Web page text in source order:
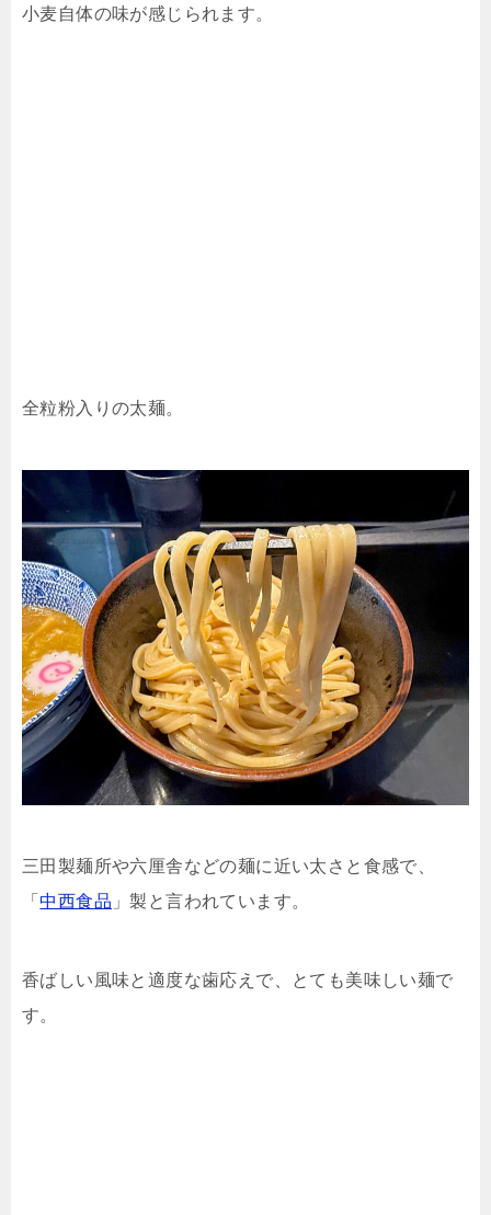
小麦自体の味が感じられます。
全粒粉入りの太麺。
三田製麺所や六厘舎などの麺に近い太さと食感で、
「中西食品 」製と言われています。
香ばしい風味と適度な歯応えで、とても美味しい麺で
す。